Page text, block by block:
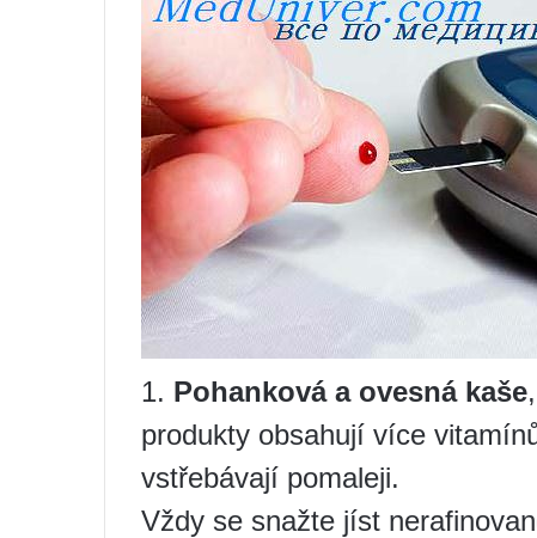
1. Pohanková a ovesná kaše
produkty obsahují více
vstřebávají pomaleji.
Vždy se snažte jíst